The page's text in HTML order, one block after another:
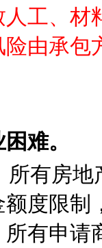
工、材
由承包
难。
所有房
度限
有申